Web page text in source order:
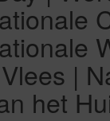
|
het